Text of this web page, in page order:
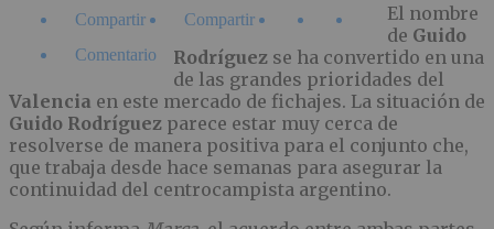
Compartir
Compartir
Comentario
El nombre
de Guido
Rodríguez se ha convertido en una
de las grandes prioridades del
Valencia en este mercado de fichajes. La situación de
Guido Rodríguez parece estar muy cerca de
resolverse de manera positiva para el conjunto che,
que trabaja desde hace semanas para asegurar la
continuidad del centrocampista argentino.